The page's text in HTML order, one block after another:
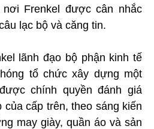
Frenkel được cân nhắc
lạc bộ và căng tin.
lãnh đạo bộ phận kinh tế
tổ chức xây dựng một
chính quyền đánh giá
cấp trên, theo sáng kiến
may giày, quần áo và sản